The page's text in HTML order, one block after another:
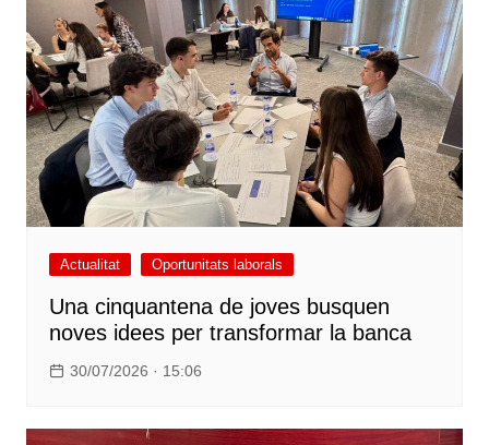
Actualitat Oportunitats laborals
Una cinquantena de joves busquen
noves idees per transformar la banca
30/07/2026 · 15:06